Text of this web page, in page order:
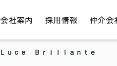
会社案内 採用情報 仲介会
Ｌｕｃｅ Ｂｒｉｌｌａｎｔｅ